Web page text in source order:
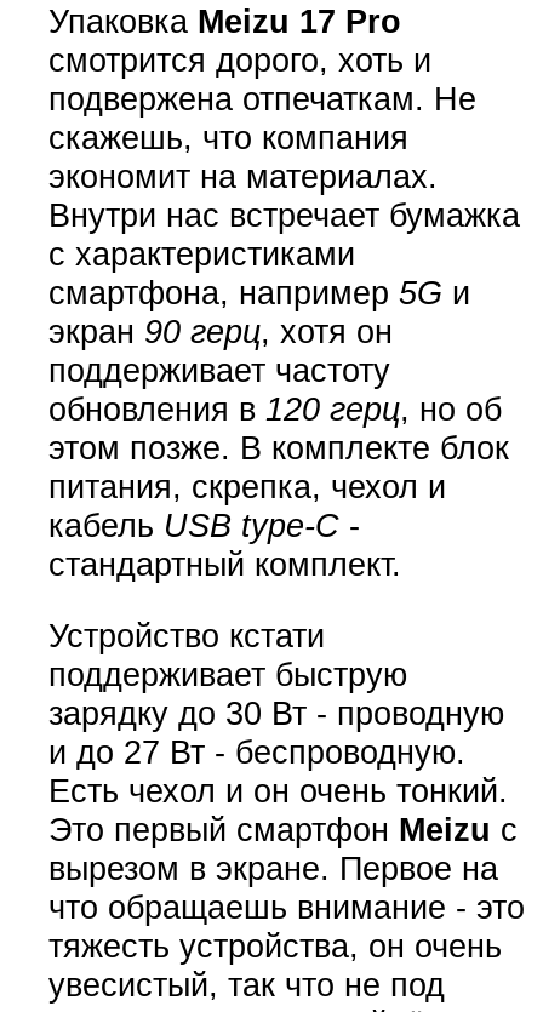
Упаковка Meizu 17 Pro
смотрится дорого, хоть и
подвержена отпечаткам. Не
скажешь, что компания
экономит на материалах.
Внутри нас встречает бумажка
с характеристиками
смартфона, например 5G и
экран 90 герц, хотя он
поддерживает частоту
обновления в 120 герц, но об
этом позже. В комплекте блок
питания, скрепка, чехол и
кабель USB type-C-
стандартный комплект.
Устройство кстати
поддерживает быструю
зарядку до 30 Вт - проводную
и до 27 Вт - беспроводную.
Есть чехол и он очень тонкий.
Это первый смартфон Meizu с
вырезом в экране. Первое на
что обращаешь внимание - это
тяжесть устройства, он очень
увесистый, так что не под